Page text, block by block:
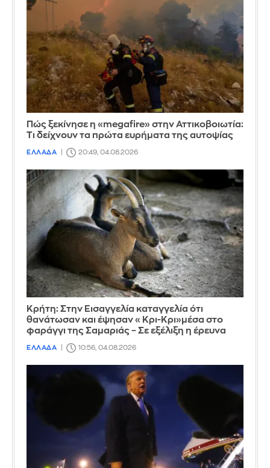
Πώς ξεκίνησε η «megafire» στην Αττικοβοιωτία:
Τι δείχνουν τα πρώτα ευρήματα της αυτοψίας
ΕΛΛΑΔΑ 20:49, 04.08.2026
Κρήτη: Στην Εισαγγελία καταγγελία ότι
θανάτωσαν και έψησαν «Κρι-Κρι»μέσα στο
φαράγγι της Σαμαριάς – Σε εξέλιξη η έρευνα
ΕΛΛΑΔΑ 10:56, 04.08.2026